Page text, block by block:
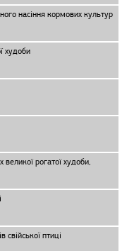
насіння кормових культур
худоби
великої рогатої худоби,
свiйської птицi